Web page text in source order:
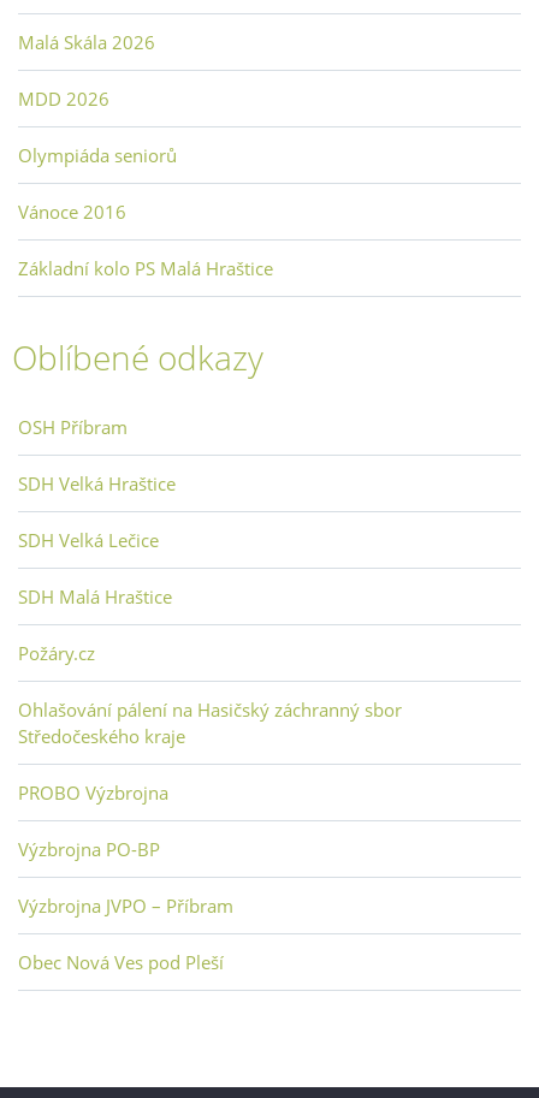
Malá Skála 2026
MDD 2026
Olympiáda seniorů
Vánoce 2016
Základní kolo PS Malá Hraštice
Oblíbené odkazy
OSH Příbram
SDH Velká Hraštice
SDH Velká Lečice
SDH Malá Hraštice
Požáry.cz
Ohlašování pálení na Hasičský záchranný sbor
Středočeského kraje
PROBO Výzbrojna
Výzbrojna PO-BP
Výzbrojna JVPO – Příbram
Obec Nová Ves pod Pleší